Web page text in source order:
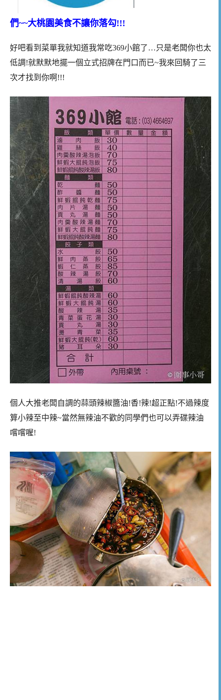
們~~大桃園美食不讓你落勾!!!
好吧看到菜單我就知道我常吃369小館了…只是老闆你也太
低調!就默默地擺一個立式招牌在門口而已~我來回騎了三
次才找到你啊!!!
個人大推老闆自調的蒜頭辣椒醬油!香!辣!超正點!不過辣度
算小辣至中辣~當然無辣油不歡的同學們也可以弄碟辣油
嚐嚐喔!